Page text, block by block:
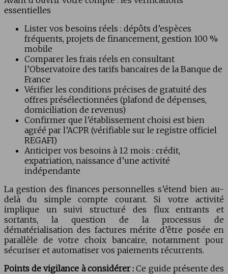
essentielles
Lister vos besoins réels : dépôts d’espèces
fréquents, projets de financement, gestion 100 %
mobile
Comparer les frais réels en consultant
l’Observatoire des tarifs bancaires de la Banque de
France
Vérifier les conditions précises de gratuité des
offres présélectionnées (plafond de dépenses,
domiciliation de revenus)
Confirmer que l’établissement choisi est bien
agréé par l’ACPR (vérifiable sur le registre officiel
REGAFI)
Anticiper vos besoins à 12 mois : crédit,
expatriation, naissance d’une activité
indépendante
La gestion des finances personnelles s’étend bien au-
delà du simple compte courant. Si votre activité
implique un suivi structuré des flux entrants et
sortants, la question de la processus de
dématérialisation des factures mérite d’être posée en
parallèle de votre choix bancaire, notamment pour
sécuriser et automatiser vos paiements récurrents.
Points de vigilance à considérer : Ce guide présente des